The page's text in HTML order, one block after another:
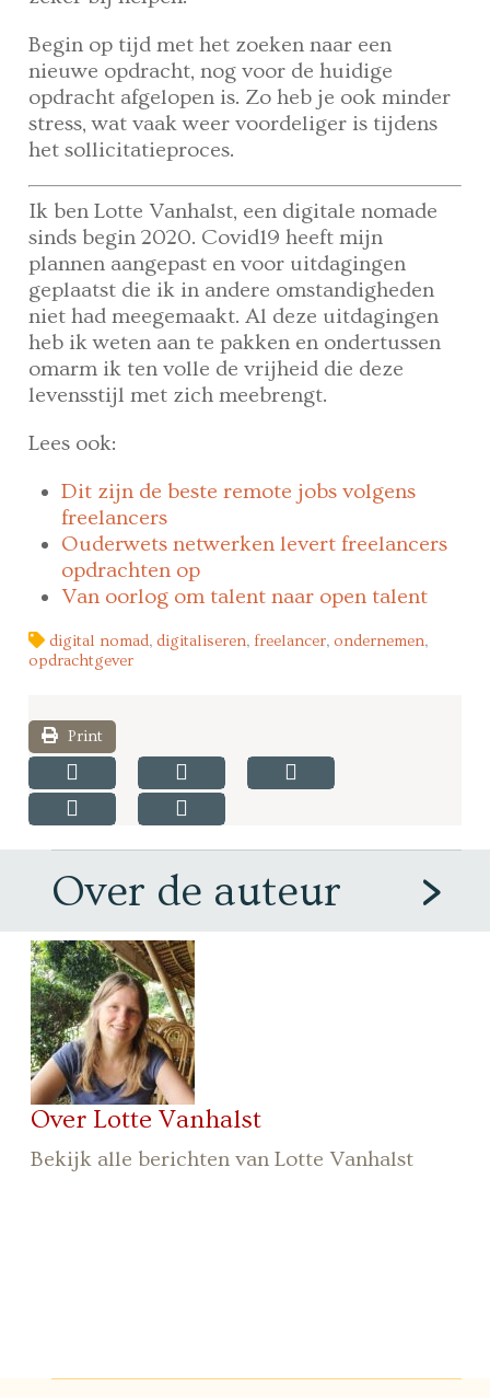
Begin op tijd met het zoeken naar een
nieuwe opdracht, nog voor de huidige
opdracht afgelopen is. Zo heb je ook minder
stress, wat vaak weer voordeliger is tijdens
het sollicitatieproces.
Ik ben Lotte Vanhalst, een digitale nomade
sinds begin 2020. Covid19 heeft mijn
plannen aangepast en voor uitdagingen
geplaatst die ik in andere omstandigheden
niet had meegemaakt. Al deze uitdagingen
heb ik weten aan te pakken en ondertussen
omarm ik ten volle de vrijheid die deze
levensstijl met zich meebrengt.
Lees ook:
Dit zijn de beste remote jobs volgens
freelancers
Ouderwets netwerken levert freelancers
opdrachten op
Van oorlog om talent naar open talent
digital nomad,digitaliseren, freelancer,ondernemen,
opdrachtgever
Print
Over de auteur
Over Lotte Vanhalst
Bekijk alle berichten van Lotte Vanhalst